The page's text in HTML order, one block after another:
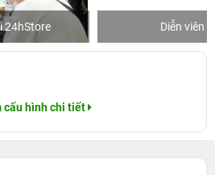
24hStore Diễn viên
cấu hình chi tiết